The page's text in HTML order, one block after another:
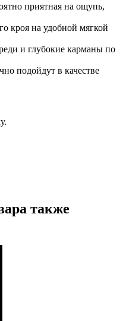
приятная на ощупь,
кроя на удобной мягкой
и глубокие карманы по
подойдут в качестве
также